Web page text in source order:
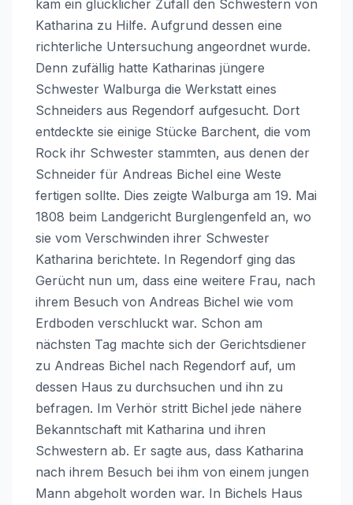
kam ein glücklicher Zufall den Schwestern von
Katharina zu Hilfe. Aufgrund dessen eine
richterliche Untersuchung angeordnet wurde.
Denn zufällig hatte Katharinas jüngere
Schwester Walburga die Werkstatt eines
Schneiders aus Regendorf aufgesucht. Dort
entdeckte sie einige Stücke Barchent, die vom
Rock ihr Schwester stammten, aus denen der
Schneider für Andreas Bichel eine Weste
fertigen sollte. Dies zeigte Walburga am 19. Mai
1808 beim Landgericht Burglengenfeld an, wo
sie vom Verschwinden ihrer Schwester
Katharina berichtete. In Regendorf ging das
Gerücht nun um, dass eine weitere Frau, nach
ihrem Besuch von Andreas Bichel wie vom
Erdboden verschluckt war. Schon am
nächsten Tag machte sich der Gerichtsdiener
zu Andreas Bichel nach Regendorf auf, um
dessen Haus zu durchsuchen und ihn zu
befragen. Im Verhör stritt Bichel jede nähere
Bekanntschaft mit Katharina und ihren
Schwestern ab. Er sagte aus, dass Katharina
nach ihrem Besuch bei ihm von einem jungen
Mann abgeholt worden war. In Bichels Haus